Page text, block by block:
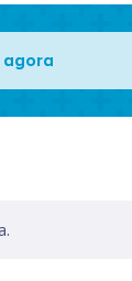
agora